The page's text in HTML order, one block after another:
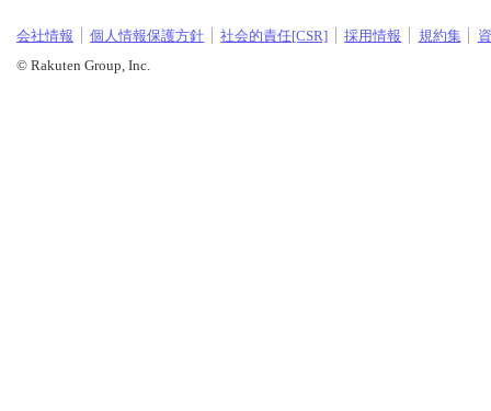
会社情報 個人情報保護方針 社会的責任[CSR] 採用情報 規約集
© Rakuten Group, Inc.